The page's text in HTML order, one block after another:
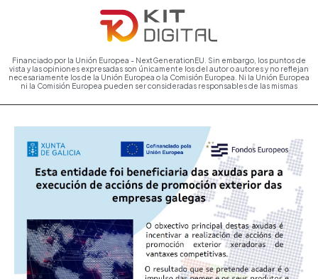
Financiado por la Unión Europea - NextGenerationEU. Sin embargo, los puntos de
vista y las opiniones expresadas son únicamente los del autor o autores y no reflejan
necesariamente los de la Unión Europea o la Comisión Europea. Ni la Unión Europea
ni la Comisión Europea pueden ser consideradas responsables de las mismas